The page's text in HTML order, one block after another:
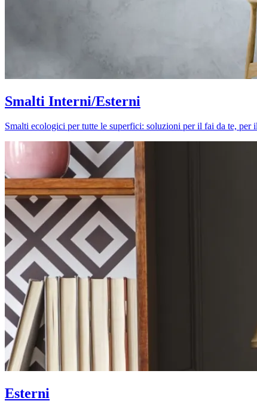
Smalti Interni/Esterni
Smalti ecologici per tutte le superfici: soluzioni per il fai da te,
Esterni